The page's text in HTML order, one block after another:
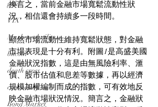
gold
VIX
Market volatility
bitcoin
death cross
commodity
Bond Market
換言之，當前金融市場寬鬆流動性狀
況，相信還會持續多一段時間。
顯然市場流動性維持寬鬆狀態，對金融
市場表現是十分有利。附圖1是高盛美國
金融狀況指數，這是由無風險利率、滙
價、股市估值和息差等數據，再以經濟
規模加權編制而成的指數，可有效地反
映金融市場狀況情況。簡言之，金融狀